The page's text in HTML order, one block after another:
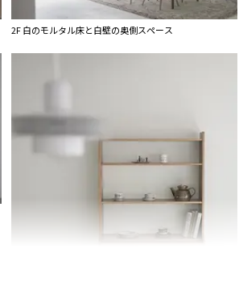
2F 白のモルタル床と白壁の奥側スペース